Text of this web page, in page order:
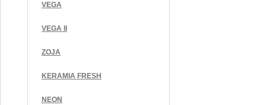
VEGA
VEGA II
ZOJA
KERAMIA FRESH
NEON